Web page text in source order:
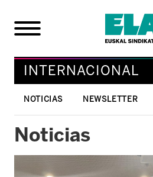
INTERNACIONAL
NOTICIAS NEWSLETTER
Noticias